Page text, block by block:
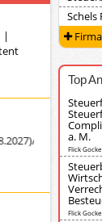
|
Ausbildung zur/
Top
a. M.
Flick
Flick